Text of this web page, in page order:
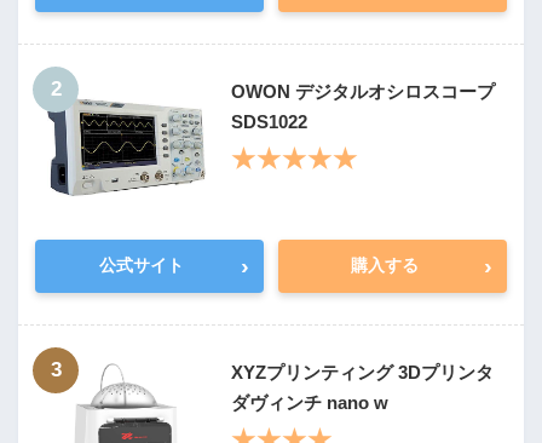
2
OWON デジタルオシロスコープ
SDS1022
★★★★★
公式サイト › 購入する ›
3
XYZプリンティング 3Dプリンタ
ダヴィンチ nano w